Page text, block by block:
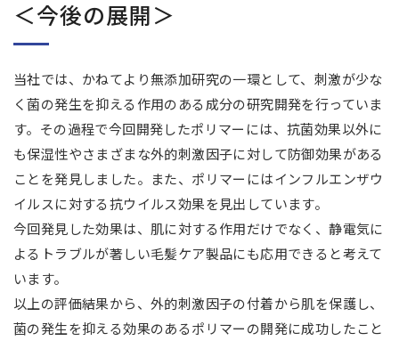
＜今後の展開＞
当社では、かねてより無添加研究の一環として、刺激が少な
く菌の発生を抑える作用のある成分の研究開発を行っていま
す。その過程で今回開発したポリマーには、抗菌効果以外に
も保湿性やさまざまな外的刺激因子に対して防御効果がある
ことを発見しました。また、ポリマーにはインフルエンザウ
イルスに対する抗ウイルス効果を見出しています。
今回発見した効果は、肌に対する作用だけでなく、静電気に
よるトラブルが著しい毛髪ケア製品にも応用できると考えて
います。
以上の評価結果から、外的刺激因子の付着から肌を保護し、
菌の発生を抑える効果のあるポリマーの開発に成功したこと